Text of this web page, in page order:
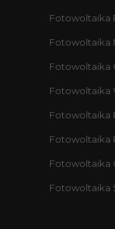
Fotowoltaika
Fotowoltaika
Fotowoltaika
Fotowoltaika
Fotowoltaika
Fotowoltaika
Fotowoltaika
Fotowoltaika